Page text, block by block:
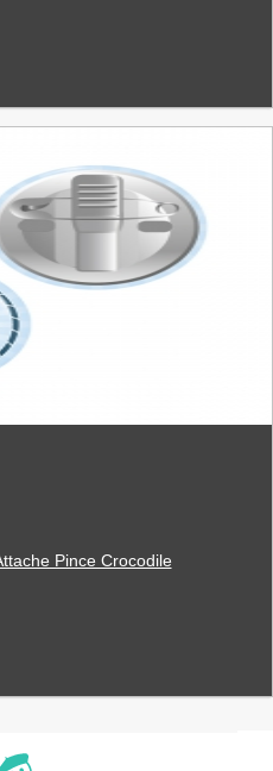
Pince Crocodile